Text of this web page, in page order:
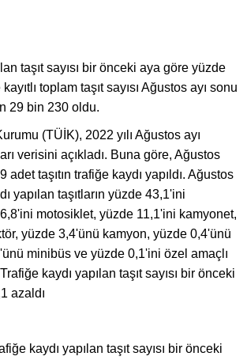
taşıt sayısı bir önceki aya göre yüzde
toplam taşıt sayısı Ağustos ayı sonu
29 bin 230 oldu.
(TÜİK), 2022 yılı Ağustos ayı
verisini açıkladı. Buna göre, Ağustos
adet taşıtın trafiğe kaydı yapıldı. Ağustos
yapılan taşıtların yüzde 43,1'ini
motosiklet, yüzde 11,1'ini kamyonet,
yüzde 3,4'ünü kamyon, yüzde 0,4'ünü
minibüs ve yüzde 0,1'ini özel amaçlı
kaydı yapılan taşıt sayısı bir önceki
azaldı
kaydı yapılan taşıt sayısı bir önceki